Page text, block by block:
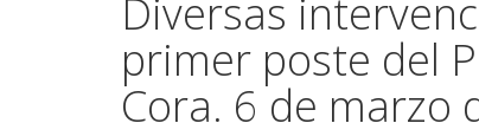
Diversas
primer poste del
Cora. 6 de marzo